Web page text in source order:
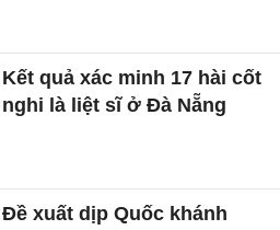
Kết quả xác minh 17 hài cốt
nghi là liệt sĩ ở Đà Nẵng
Đề xuất dịp Quốc khánh